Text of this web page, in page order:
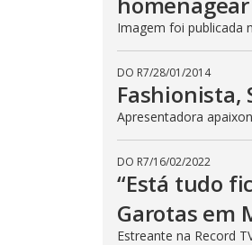
Imagem foi publicada
DO R7/28/01/2014
Fashionista,
Apresentadora
DO R7/16/02/2022
“Está tudo
Garotas em
Estreante na Record